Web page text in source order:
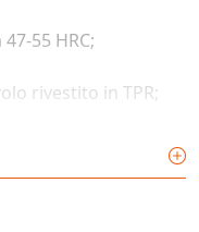
55 HRC;
rivestito in TPR;